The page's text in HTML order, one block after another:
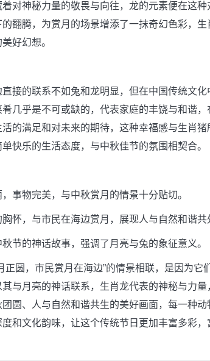
对神秘力量的敬畏与向往，龙的元素便在这
翻腾，为赏月的场景增添了一抹奇幻色彩，
好幻想。
接的联系不如兔和龙明显，但在中国传统文
几乎是不可或缺的，代表家庭的丰饶与和谐
的满足和对未来的期待，这种幸福感与生肖
快乐的生活态度，与中秋佳节的氛围相契合。
事物完美，与中秋赏月的情景十分贴切。
怀，与市民在海边赏月，展现人与自然和谐共
节的神话故事，强调了月亮与兔的象征意义。
正圆，市民赏月在海边”的情景相联，是因为它
与月亮的神话联系，生肖龙代表的神秘与力
圆、人与自然和谐共生的美好画面，每一种
和文化韵味，让这个传统节日更加丰富多彩，